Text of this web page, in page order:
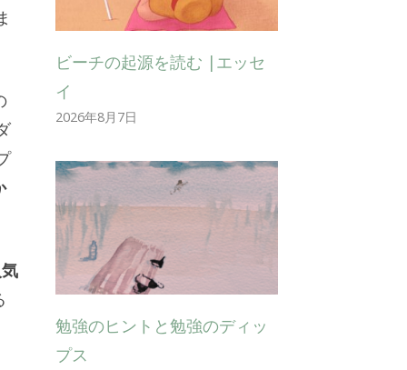
ビーチの起源を読む |エッセ
イ
2026年8月7日
勉強のヒントと勉強のディッ
プス